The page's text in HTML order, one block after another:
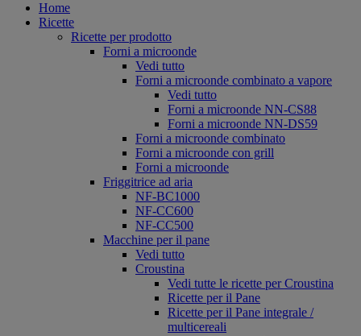
Home
Ricette
Ricette per prodotto
Forni a microonde
Vedi tutto
Forni a microonde combinato a vapore
Vedi tutto
Forni a microonde NN-CS88
Forni a microonde NN-DS59
Forni a microonde combinato
Forni a microonde con grill
Forni a microonde
Friggitrice ad aria
NF-BC1000
NF-CC600
NF-CC500
Macchine per il pane
Vedi tutto
Croustina
Vedi tutte le ricette per Croustina
Ricette per il Pane
Ricette per il Pane integrale /
multicereali